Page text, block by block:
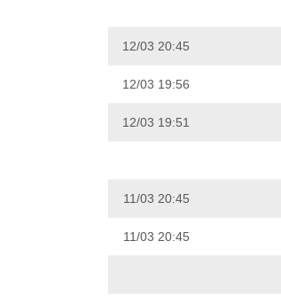
12/03 20:45
12/03 19:56
12/03 19:51
11/03 20:45
11/03 20:45